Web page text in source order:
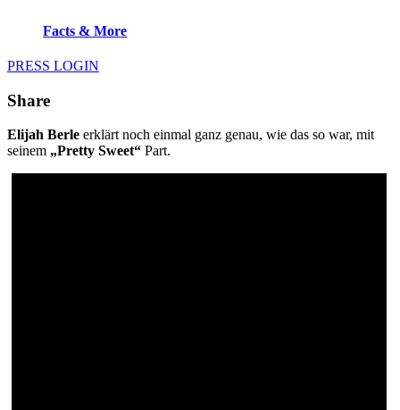
Facts & More
PRESS LOGIN
Share
Elijah Berle erklärt noch einmal ganz genau, wie das so war, mit
seinem „Pretty Sweet“ Part.